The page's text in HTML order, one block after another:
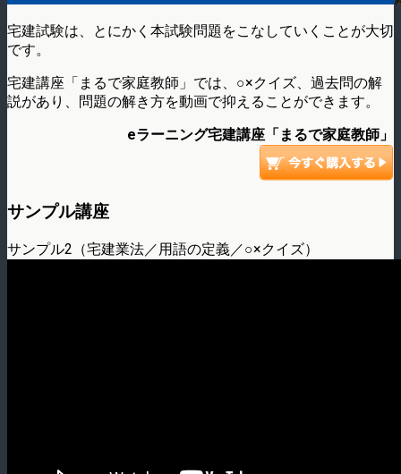
宅建試験は、とにかく本試験問題をこなしていくことが大切
です。
宅建講座「まるで家庭教師」では、○×クイズ、過去問の解
説があり、問題の解き方を動画で抑えることができます。
eラーニング宅建講座「まるで家庭教師」
サンプル講座
サンプル2（宅建業法／用語の定義／○×クイズ）